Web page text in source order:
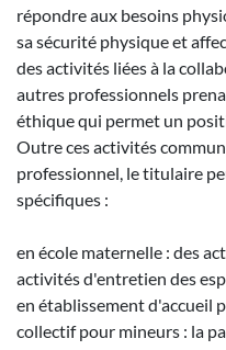
répondre aux besoins
sa sécurité physique et
des activités liées à la
autres professionnels
éthique qui permet un
Outre ces activités
professionnel, le titulaire
spécifiques :
en école maternelle : des
activités d'entretien des
en établissement d'accueil
collectif pour mineurs : la